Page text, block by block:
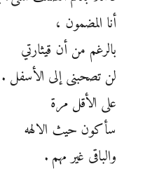
أنا المضمون ،
بالرغم من أن قيثارتي
لن تصحبنى إلى الأسفل .
على الأقل مرة
سأكون حيث الالهه
والباقى غير مهم .